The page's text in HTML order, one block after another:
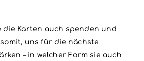
die Karten auch spenden und
uns für die nächste
– in welcher Form sie auch